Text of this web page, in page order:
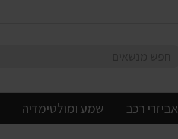
אביזרי רכב שמע ומולטימדיה